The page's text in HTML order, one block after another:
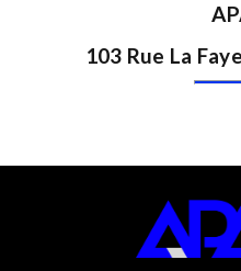
103 Rue La